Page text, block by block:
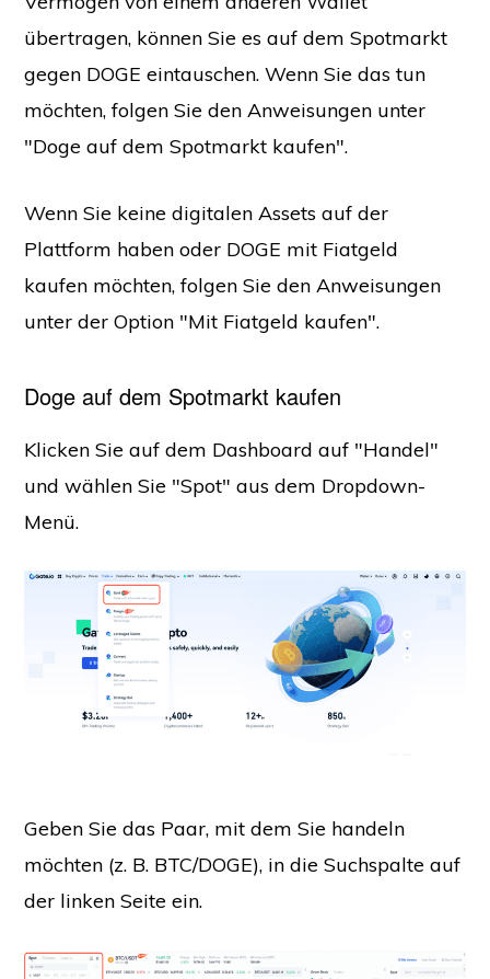
übertragen, können Sie es auf dem Spotmarkt
gegen DOGE eintauschen. Wenn Sie das tun
möchten, folgen Sie den Anweisungen unter
"Doge auf dem Spotmarkt kaufen".
Wenn Sie keine digitalen Assets auf der
Plattform haben oder DOGE mit Fiatgeld
kaufen möchten, folgen Sie den Anweisungen
unter der Option "Mit Fiatgeld kaufen".
Doge auf dem Spotmarkt kaufen
Klicken Sie auf dem Dashboard auf "Handel"
und wählen Sie "Spot" aus dem Dropdown-
Menü.
Geben Sie das Paar, mit dem Sie handeln
möchten (z. B. BTC/DOGE), in die Suchspalte auf
der linken Seite ein.